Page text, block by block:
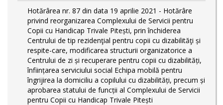
Hotărârea nr. 87 din data 19 aprilie 2021 - Hotărâre
privind reorganizarea Complexului de Servicii pentru
Copii cu Handicap Trivale Pitești, prin închiderea
Centrului de tip rezidenţial pentru copii cu dizabilităţi și
respite-care, modificarea structurii organizatorice a
Centrului de zi și recuperare pentru copii cu dizabilități,
înființarea serviciului social Echipa mobilă pentru
îngrijirea la domiciliu a copilului cu dizabilități, precum și
aprobarea statului de funcții al Complexului de Servicii
pentru Copii cu Handicap Trivale Pitești